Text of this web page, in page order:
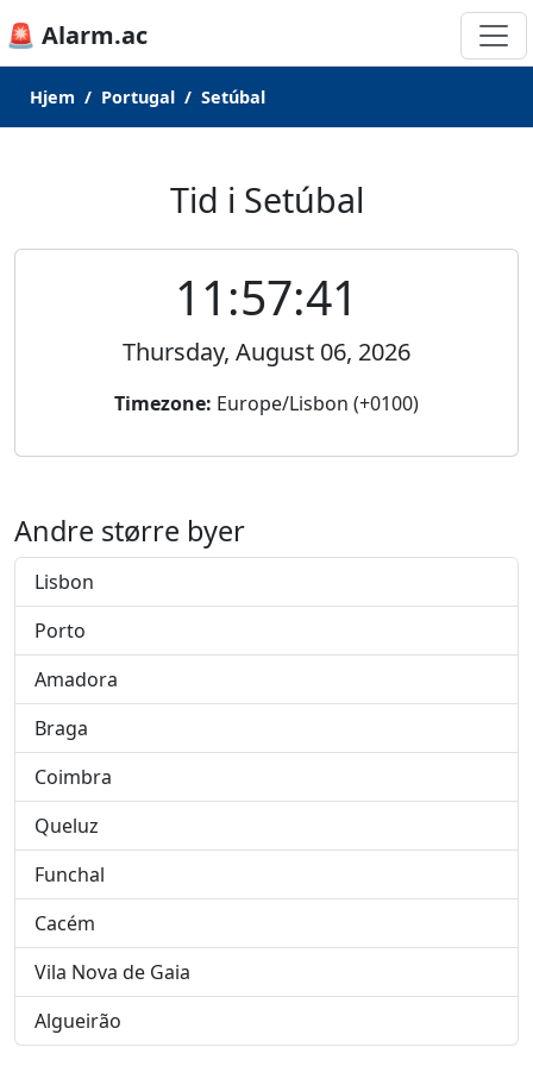
🚨 Alarm.ac
Hjem Portugal Setúbal
Tid i Setúbal
11:57:41
Thursday, August 06, 2026
Timezone: Europe/Lisbon (+0100)
Andre større byer
Lisbon
Porto
Amadora
Braga
Coimbra
Queluz
Funchal
Cacém
Vila Nova de Gaia
Algueirão